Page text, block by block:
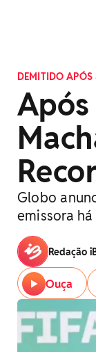
DEMITIDO
Globo
emissora
Redação
Ouça